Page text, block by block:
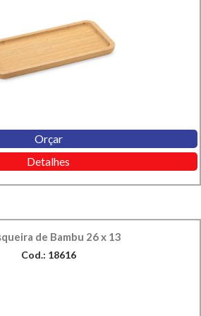
Orçar
Detalhes
de Bambu 26 x 13
Cod.: 18616